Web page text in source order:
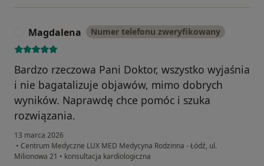
Magdalena Numer telefonu zweryfikowany
Bardzo rzeczowa Pani Doktor, wszystko wyjaśnia
i nie bagatalizuje objawów, mimo dobrych
wyników. Naprawdę chce pomóc i szuka
rozwiązania.
13 marca 2026
• Centrum Medyczne LUX MED Medycyna Rodzinna - Łódź, ul.
Milionowa 21 • konsultacja kardiologiczna